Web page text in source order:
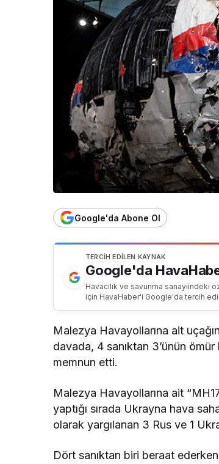
Google'da Abone Ol
TERCIH EDILEN KAYNAK
Google'da
Havacılık ve savunma sanayiindeki
için HavaHaber'i Google'da tercih
Malezya Havayollarına ait
davada, 4 sanıktan 3’ünün ömür
memnun etti.
Malezya Havayollarına ait
yaptığı sırada Ukrayna hava
olarak yargılanan 3 Rus ve 1
Dört sanıktan biri beraat